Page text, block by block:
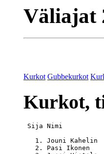
Väliajat
Kurkot Gubbekurkot
Kurkot,
Sija Nimi
1. Jouni Kahelin
2. Pasi Ikonen